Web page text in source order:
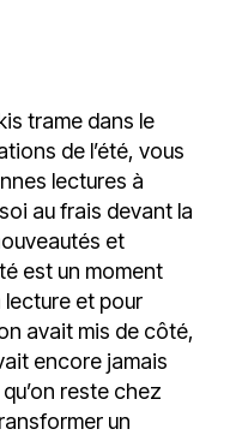
trame dans le
de l’été, vous
lectures à
au frais devant la
et
est un moment
et pour
avait mis de côté,
encore jamais
reste chez
un